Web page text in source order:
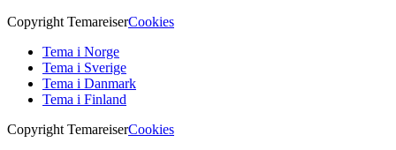
Copyright TemareiserCookies
Tema i Norge
Tema i Sverige
Tema i Danmark
Tema i Finland
Copyright TemareiserCookies